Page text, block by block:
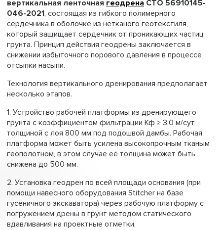
вертикальная ленточная геодрена СТО 56910145-
046-2021, состоящая из гибкого полимерного
сердечника в оболочке из нетканого геотекстиля,
который защищает сердечник от проникающих частиц
грунта. Принцип действия геодрены заключается в
снижении избыточного порового давления в процессе
отсыпки насыпи.
Технология вертикального дренирования предполагает
несколько этапов.
1. Устройство рабочей платформы из дренирующего
грунта с коэффициентом фильтрации Кф ≥ 3,0 м/сут
толщиной с лоя 800 мм под подошвой дамбы. Рабочая
платформа может быть усилена высокопрочным тканым
геополотном, в этом случае её толщина может быть
снижена до 500 мм.
2. Установка геодрен по всей площади основания (при
помощи навесного оборудования Stitcher на базе
гусеничного экскаватора) через рабочую платформу с
погружением дрены в грунт методом статического
вдавливания на проектные отметки.